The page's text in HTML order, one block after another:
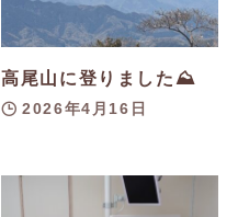
高尾山に登りました⛰️
2026年4月16日